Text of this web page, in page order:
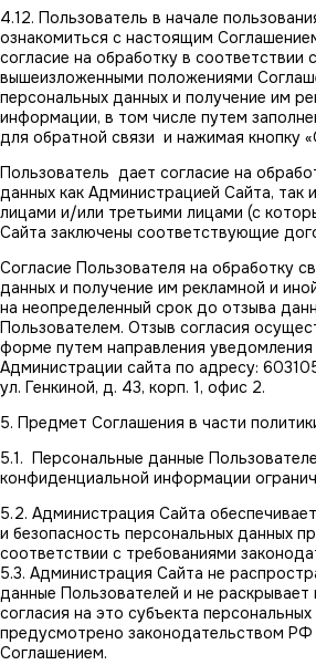
4.12. Пользователь в начале
ознакомиться с настоящим
согласие на обработку в соответствии
вышеизложенными положениями
персональных данных и получение им
информации, в том числе путем
для обратной связи и нажимая кнопку
Пользователь дает согласие на
данных как Администрацией Сайта, так
лицами и/или третьими лицами (с
Сайта заключены соответствующие
Согласие Пользователя на обработку
данных и получение им рекламной и
на неопределенный срок до отзыва
Пользователем. Отзыв согласия
форме путем направления уведомления
Администрации сайта по адресу:
ул. Генкиной, д. 43, корп. 1, офис 2.
5. Предмет Соглашения в части
5.1. Персональные данные
конфиденциальной информации
5.2. Администрация Сайта
и безопасность персональных данных
соответствии с требованиями
5.3. Администрация Сайта не
данные Пользователей и не раскрывает
согласия на это субъекта
предусмотрено законодательством
Соглашением.